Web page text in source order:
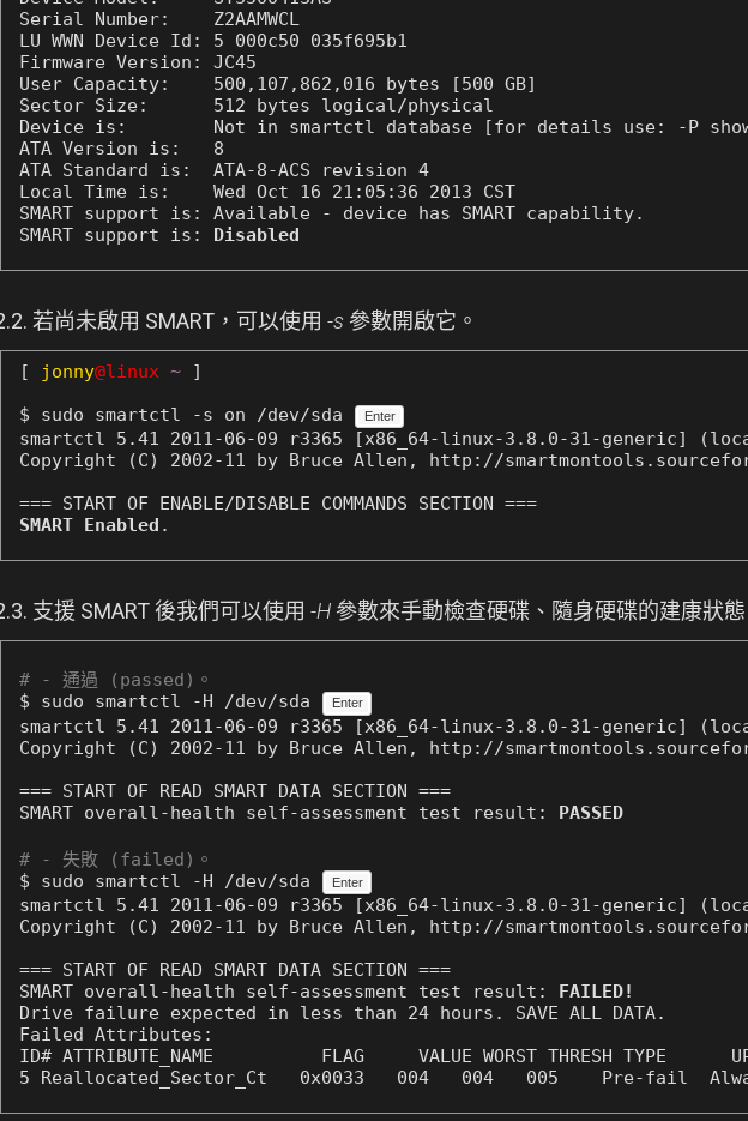
Serial Number:    Z2AAMWCL
LU WWN Device Id: 5 000c50 035f695b1
Firmware Version: JC45
User Capacity:    500,107,862,016 bytes [500 GB]
Sector Size:      512 bytes logical/physical
Device is:        Not in smartctl database [for details use: -P
ATA Version is:   8
ATA Standard is:  ATA-8-ACS revision 4
Local Time is:    Wed Oct 16 21:05:36 2013 CST
SMART support is: Available - device has SMART capability.
SMART support is:
Disabled
若尚未啟用 SMART，可以使用 -s 參數開啟它。
[ jonny@linux ~ ]
$ sudo smartctl -s on /dev/sda
Enter
smartctl 5.41 2011-06-09 r3365 [x86_64-linux-3.8.0-31-generic]
Copyright (C) 2002-11 by Bruce Allen, http://
SMART Enabled .
支援 SMART 後我們可以使用 -H 參數來手動檢查硬碟、隨身硬碟的建康狀態
# - 通過 (passed)。
$ sudo smartctl -H /dev/sda
Enter
smartctl 5.41 2011-06-09 r3365 [x86_64-linux-3.8.0-31-generic]
Copyright (C) 2002-11 by Bruce Allen, http://
=== START OF READ SMART DATA SECTION ===
SMART overall-health self-assessment test result: PASSED
# - 失敗 (failed)。
$ sudo smartctl -H /dev/sda
Enter
smartctl 5.41 2011-06-09 r3365 [x86_64-linux-3.8.0-31-generic]
Copyright (C) 2002-11 by Bruce Allen, http://
=== START OF READ SMART DATA SECTION ===
SMART overall-health self-assessment test result: FAILED!
Drive failure expected in less than 24 hours. SAVE ALL DATA.
Failed Attributes:
ID# ATTRIBUTE_NAME          FLAG     VALUE WORST THRESH TYPE
5 Reallocated_Sector_Ct   0x0033   004   004   005    Pre-fail  Always